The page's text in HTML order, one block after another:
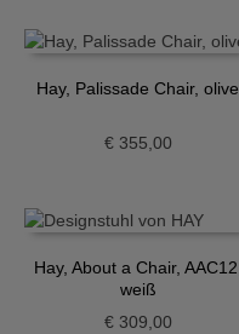
Hay, Palissade Chair, olive
€355,00
Hay, About a Chair, AAC12,
weiß
€309,00